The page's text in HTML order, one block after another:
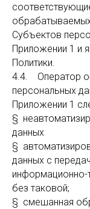
Субъектов
Приложении 1 и
Политики.
4.4. Оператор
персональных
Приложении 1
§
данных
§
данных с
информационно-
без таковой;
§ смешанная